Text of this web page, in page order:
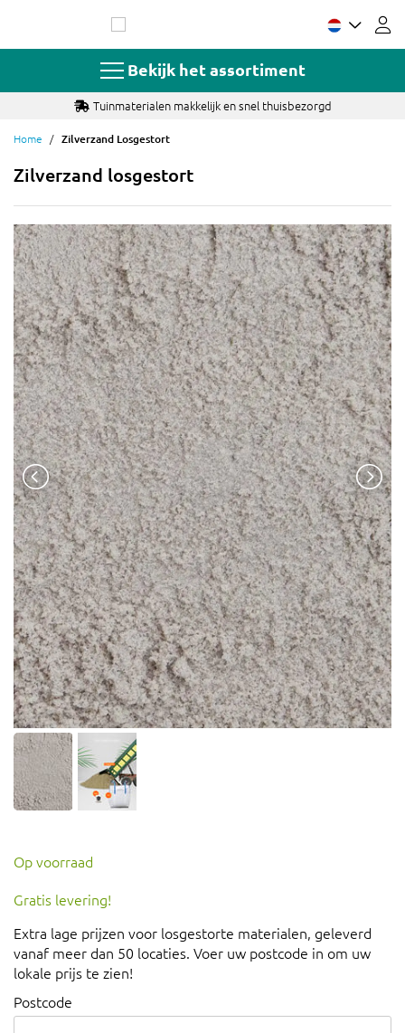
de
Bekijk het assortiment
Tuinmaterialen makkelijk en snel thuisbezorgd
Home Zilverzand Losgestort
Zilverzand losgestort
Op voorraad
Gratis levering!
Extra lage prijzen voor losgestorte materialen, geleverd
vanaf meer dan 50 locaties. Voer uw postcode in om uw
lokale prijs te zien!
Postcode